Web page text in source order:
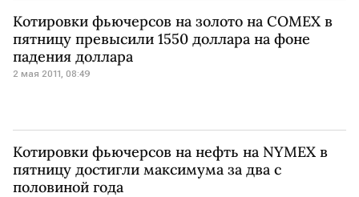
Котировки фьючерсов на золото на COMEX в
пятницу превысили 1550 доллара на фоне
падения доллара
2 мая 2011, 08:49
Котировки фьючерсов на нефть на NYMEX в
пятницу достигли максимума за два с
половиной года